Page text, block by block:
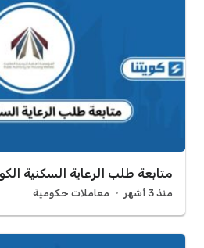
متابعة طلب الرعاية السكنية
منذ 3 أشهر معاملات حكومية